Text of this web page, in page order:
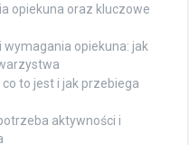
opiekuna oraz kluczowe
opiekuna: jak
to jest i jak przebiega
aktywności i